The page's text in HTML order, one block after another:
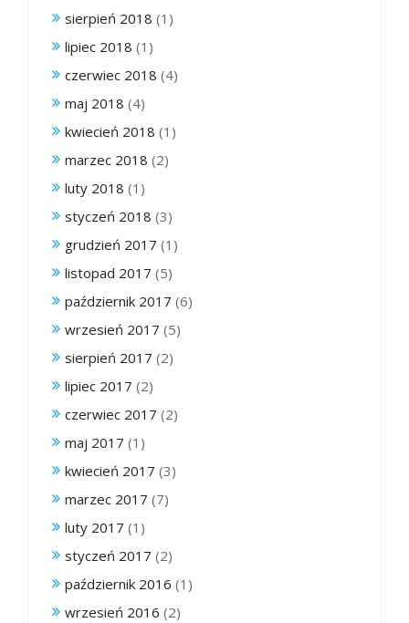
sierpień 2018 (1)
lipiec 2018 (1)
czerwiec 2018 (4)
maj 2018 (4)
kwiecień 2018 (1)
marzec 2018 (2)
luty 2018 (1)
styczeń 2018 (3)
grudzień 2017 (1)
listopad 2017 (5)
październik 2017 (6)
wrzesień 2017 (5)
sierpień 2017 (2)
lipiec 2017 (2)
czerwiec 2017 (2)
maj 2017 (1)
kwiecień 2017 (3)
marzec 2017 (7)
luty 2017 (1)
styczeń 2017 (2)
październik 2016 (1)
wrzesień 2016 (2)